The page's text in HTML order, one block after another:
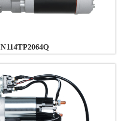
N114TP2064Q